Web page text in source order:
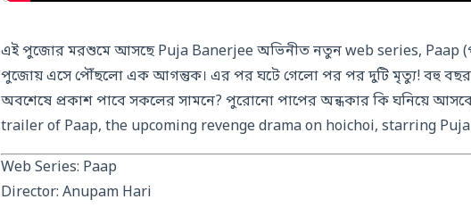
এই পুজোর মরশুমে আসছে Puja Banerjee অভিনীত নতুন web series, Paap
পুজোয় এসে পৌঁছলো এক আগন্তুক। এর পর ঘটে গেলো পর পর দুটি মৃত্যু! বহু বছর
অবশেষে প্রকাশ পাবে সকলের সামনে? পুরোনো পাপের অন্ধকার কি ঘনিয়ে
trailer of Paap, the upcoming revenge drama on hoichoi, starring
Web Series: Paap
Director: Anupam Hari